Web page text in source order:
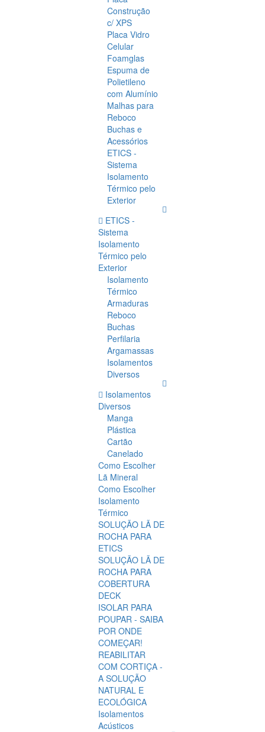
Construção
c/ XPS
Placa Vidro
Celular
Foamglas
Espuma de
Polietileno
com Alumínio
Malhas para
Reboco
Buchas e
Acessórios
ETICS -
Sistema
Isolamento
Térmico pelo
Exterior
ETICS -
Sistema
Isolamento
Térmico pelo
Exterior
Isolamento
Térmico
Armaduras
Reboco
Buchas
Perfilaria
Argamassas
Isolamentos
Diversos
Isolamentos
Diversos
Manga
Plástica
Cartão
Canelado
Como Escolher
Lã Mineral
Como Escolher
Isolamento
Térmico
SOLUÇÃO LÃ DE
ROCHA PARA
ETICS
SOLUÇÃO LÃ DE
ROCHA PARA
COBERTURA
DECK
ISOLAR PARA
POUPAR - SAIBA
POR ONDE
COMEÇAR!
REABILITAR
COM CORTIÇA -
A SOLUÇÃO
NATURAL E
ECOLÓGICA
Isolamentos
Acústicos